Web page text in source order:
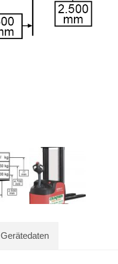
Gerätedaten